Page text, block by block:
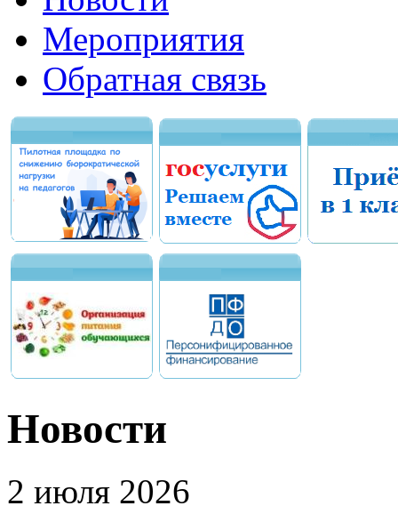
Мероприятия
Обратная связь
Новости
2 июля 2026